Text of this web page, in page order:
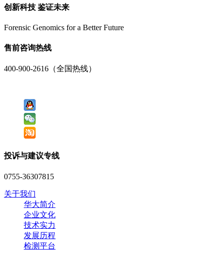
创新科技 鉴证未来
Forensic Genomics for a Better Future
售前咨询热线
400-900-2616（全国热线）
投诉与建议专线
0755-36307815
关于我们
华大简介
企业文化
技术实力
发展历程
检测平台